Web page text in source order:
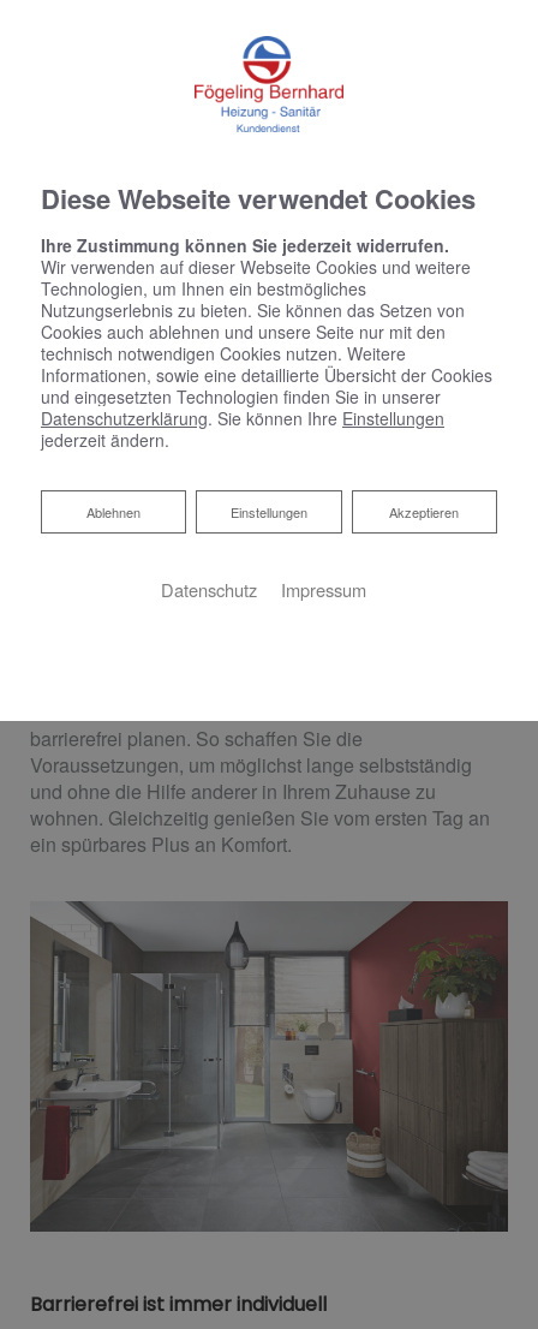
Barrierefreies Bad von Fögeling
Ihre Anforderungen stehen im Mittelpunkt
barrierefrei planen. So schaffen Sie die
Voraussetzungen, um möglichst lange selbstständig
und ohne die Hilfe anderer in Ihrem Zuhause zu
wohnen. Gleichzeitig genießen Sie vom ersten Tag an
ein spürbares Plus an Komfort.
Barrierefrei ist immer individuell
Diese Webseite verwendet Cookies
Ihre Zustimmung können Sie jederzeit widerrufen.
Wir verwenden auf dieser Webseite Cookies und weitere
Technologien, um Ihnen ein bestmögliches
Nutzungserlebnis zu bieten. Sie können das Setzen von
Cookies auch ablehnen und unsere Seite nur mit den
technisch notwendigen Cookies nutzen. Weitere
Informationen, sowie eine detaillierte Übersicht der Cookies
und eingesetzten Technologien finden Sie in unserer
Datenschutzerklärung. Sie können Ihre Einstellungen
jederzeit ändern.
Akzeptieren
Einstellungen
Ablehnen
Ablehnen
Datenschutz Impressum